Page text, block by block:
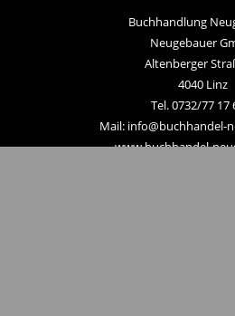
Buchhandlung
Neugebauer
Altenberger
4040 Linz
Tel. 0732/77 17
Mail: info@buchhandel-
www.buchhandel-